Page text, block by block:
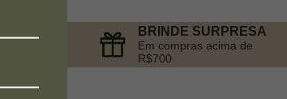
BRINDE SURPRESA
Em compras acima de
R$700